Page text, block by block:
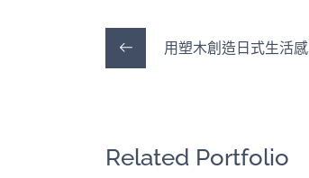
用塑木創造日式生活感
Related Portfolio